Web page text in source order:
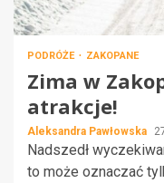
PODRÓŻE ZAKOPANE
Zima w
atrakcje!
Aleksandra Pawłowska
Nadszedł
to może oznaczać